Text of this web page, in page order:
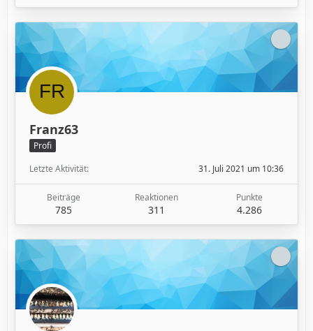
Franz63
Profi
Letzte Aktivität
31. Juli 2021 um 10:36
Beiträge
785
Reaktionen
311
Punkte
4.286